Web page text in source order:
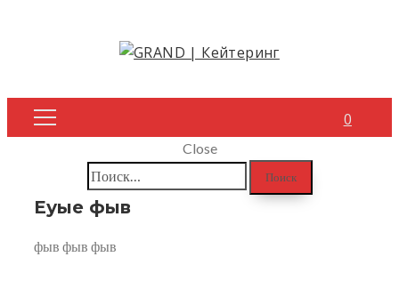
0
Close
Найти:
Еуые фыв
фыв фыв фыв